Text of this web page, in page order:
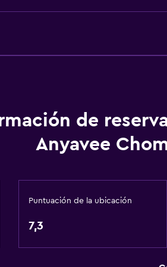
de
Anyavee
Puntuación de la ubicación
7,3